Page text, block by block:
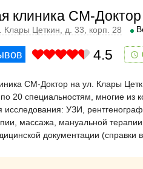
клиника СМ-
Клары Цеткин, д. 33, корп. 28
4.5
СМ-Доктор на ул. Клары
20 специальностям, многие из
исследования: УЗИ,
массажа, мануальной
документации (справки